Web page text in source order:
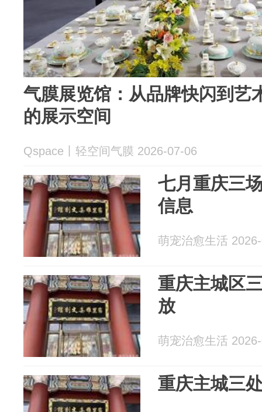
气膜展览馆：从品牌快闪到艺
的展示空间
Qspace丨轻空间气膜 2026-07-06
七月重庆三
信息
萌宠治愈生活
重庆主城区
放
萌宠治愈生活
重庆主城三